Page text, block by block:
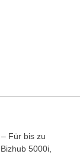
Für bis zu
5000i,